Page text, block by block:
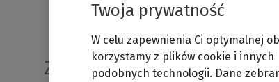
Strona dostępna
zalogowanych
Twoja prywatność
W celu zapewnienia Ci optymalnej
korzystamy z plików cookie i innych
podobnych technologii. Dane